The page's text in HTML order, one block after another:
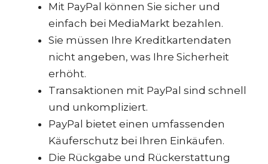
Mit PayPal können Sie sicher und
einfach bei MediaMarkt bezahlen.
Sie müssen Ihre Kreditkartendaten
nicht angeben, was Ihre Sicherheit
erhöht.
Transaktionen mit PayPal sind schnell
und unkompliziert.
PayPal bietet einen umfassenden
Käuferschutz bei Ihren Einkäufen.
Die Rückgabe und Rückerstattung